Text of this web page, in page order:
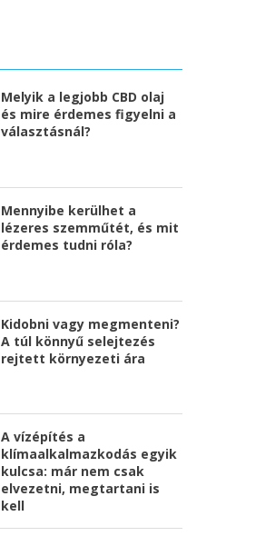
Melyik a legjobb CBD olaj
és mire érdemes figyelni a
választásnál?
Mennyibe kerülhet a
lézeres szemműtét, és mit
érdemes tudni róla?
Kidobni vagy megmenteni?
A túl könnyű selejtezés
rejtett környezeti ára
A vízépítés a
klímaalkalmazkodás egyik
kulcsa: már nem csak
elvezetni, megtartani is
kell